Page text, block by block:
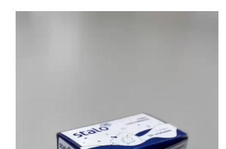
Cortiça
Cortiça